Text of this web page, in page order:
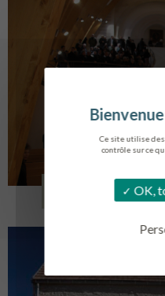
Ce site utilise des
contrôle sur ce
OK,
EGLISE SAINT VINCENT
LA TOURLANDRY